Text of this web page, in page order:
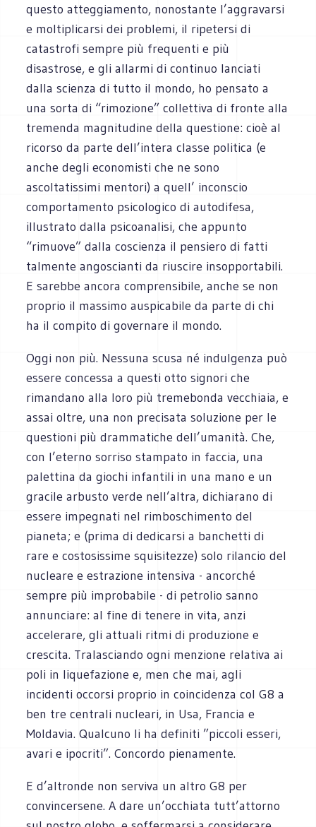
questo atteggiamento, nonostante l’aggravarsi
e moltiplicarsi dei problemi, il ripetersi di
catastrofi sempre più frequenti e più
disastrose, e gli allarmi di continuo lanciati
dalla scienza di tutto il mondo, ho pensato a
una sorta di “rimozione” collettiva di fronte alla
tremenda magnitudine della questione: cioè al
ricorso da parte dell’intera classe politica (e
anche degli economisti che ne sono
ascoltatissimi mentori) a quell’ inconscio
comportamento psicologico di autodifesa,
illustrato dalla psicoanalisi, che appunto
“rimuove” dalla coscienza il pensiero di fatti
talmente angoscianti da riuscire insopportabili.
E sarebbe ancora comprensibile, anche se non
proprio il massimo auspicabile da parte di chi
ha il compito di governare il mondo.
Oggi non più. Nessuna scusa né indulgenza può
essere concessa a questi otto signori che
rimandano alla loro più tremebonda vecchiaia, e
assai oltre, una non precisata soluzione per le
questioni più drammatiche dell’umanità. Che,
con l’eterno sorriso stampato in faccia, una
palettina da giochi infantili in una mano e un
gracile arbusto verde nell’altra, dichiarano di
essere impegnati nel rimboschimento del
pianeta; e (prima di dedicarsi a banchetti di
rare e costosissime squisitezze) solo rilancio del
nucleare e estrazione intensiva - ancorché
sempre più improbabile - di petrolio sanno
annunciare: al fine di tenere in vita, anzi
accelerare, gli attuali ritmi di produzione e
crescita. Tralasciando ogni menzione relativa ai
poli in liquefazione e, men che mai, agli
incidenti occorsi proprio in coincidenza col G8 a
ben tre centrali nucleari, in Usa, Francia e
Moldavia. Qualcuno li ha definiti ”piccoli esseri,
avari e ipocriti”. Concordo pienamente.
E d’altronde non serviva un altro G8 per
convincersene. A dare un’occhiata tutt’attorno